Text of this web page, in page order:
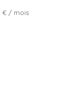
€/ mois